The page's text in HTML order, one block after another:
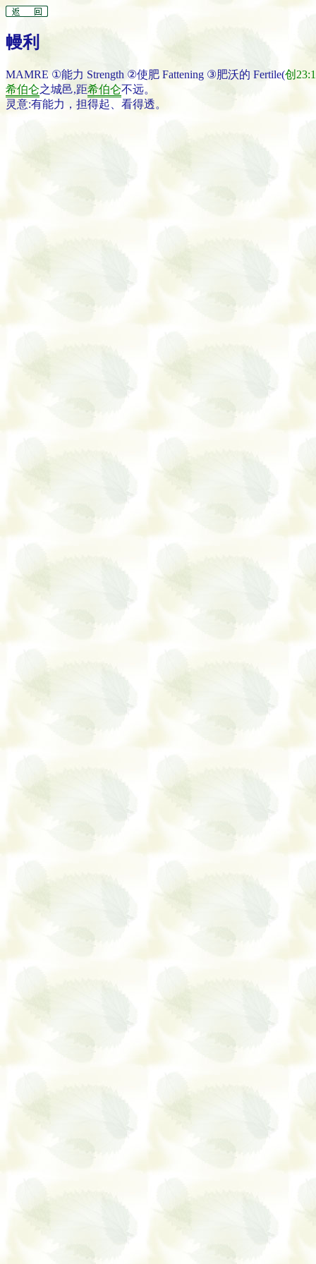
幔利
MAMRE ①能力 Strength ②使肥 Fattening ③肥沃的 Fertile(创
希伯仑之城邑,距希伯仑不远。
灵意:有能力，担得起、看得透。